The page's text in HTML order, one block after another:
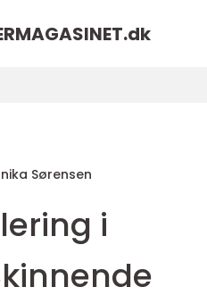
dk
Sørensen
i